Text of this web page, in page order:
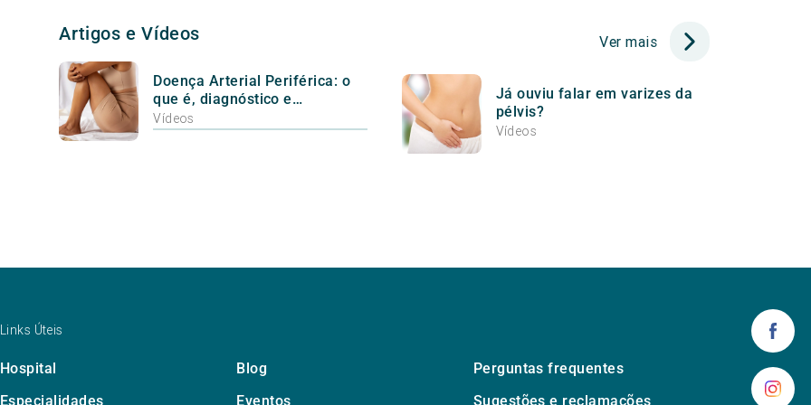
Artigos e Vídeos Ver mais
Doença Arterial Periférica: o
que é, diagnóstico e
tratamento
Vídeos
Já ouviu falar em varizes da
pélvis?
Vídeos
Links Úteis
Hospital Blog
Perguntas frequentes
Especialidades
Eventos Sugestões e reclamações